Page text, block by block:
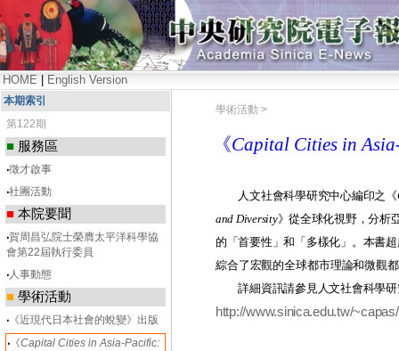
HOME English Version
本期索引
第122期
■ 服務區
‧徵才啟事
‧社團活動
■ 本院要聞
‧賀周昌弘院士榮膺太平洋科學協
會第22屆執行委員
‧人事動態
■ 學術活動
‧ 《近現代日本社會的蛻變》出版
‧ 《Capital Cities in Asia-Pacific:
學術活動 >
《Capital Cities in
人文社會科學研究中心編印之《
and Diversity》從全球化視野，分析
的「首要性」和「多樣化」。本書
綜合了宏觀的全球都市理論和微觀
詳細資訊請參見人文社會科學研
http://www.sinica.edu.tw/